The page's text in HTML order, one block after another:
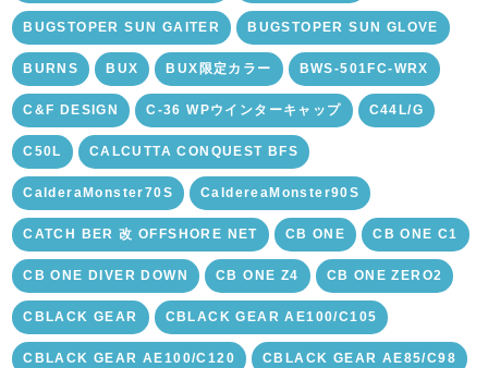
BUGSTOPER SUN GAITER BUGSTOPER SUN GLOVE
BURNS BUX BUX限定カラー BWS-501FC-WRX
C&F DESIGN C-36 WPウインターキャップ C44L/G
C50L CALCUTTA CONQUEST BFS
CalderaMonster70S CaldereaMonster90S
CATCH BER 改 OFFSHORE NET CB ONE CB ONE C1
CB ONE DIVER DOWN CB ONE Z4 CB ONE ZERO2
CBLACK GEAR CBLACK GEAR AE100/C105
CBLACK GEAR AE100/C120 CBLACK GEAR AE85/C98